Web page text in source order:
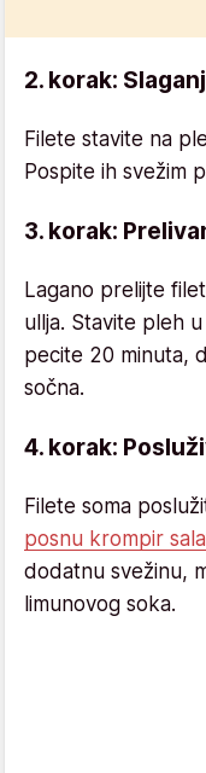
2. korak:
Filete stavite na
Pospite ih svežim
3. korak:
Lagano prelijte
ullja. Stavite pleh
pecite 20 minuta,
sočna.
4. korak:
Filete soma
posnu krompir
dodatnu svežinu,
limunovog soka.